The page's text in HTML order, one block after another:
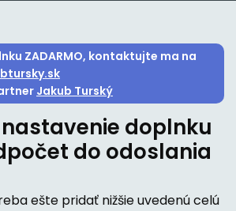
ZADARMO, kontaktujte ma na
Jakub Turský
doplnku
do odoslania
ešte pridať nižšie uvedenú celú